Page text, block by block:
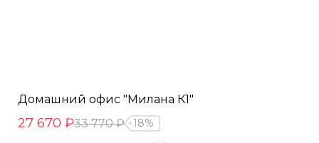
Домашний офис "Милана К1"
27 670 ₽33 770 ₽ 18%